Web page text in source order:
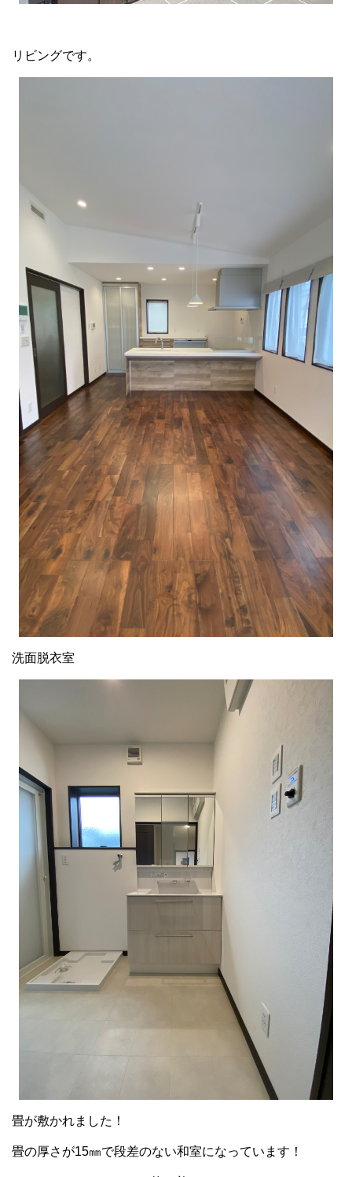
リビングです。
洗面脱衣室
畳が敷かれました！
畳の厚さが15㎜で段差のない和室になっています！